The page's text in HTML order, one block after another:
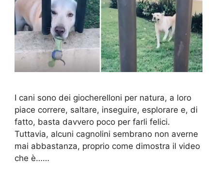
I cani sono dei giocherelloni per natura, a loro
piace correre, saltare, inseguire, esplorare e, di
fatto, basta davvero poco per farli felici.
Tuttavia, alcuni cagnolini sembrano non averne
mai abbastanza, proprio come dimostra il video
che è……